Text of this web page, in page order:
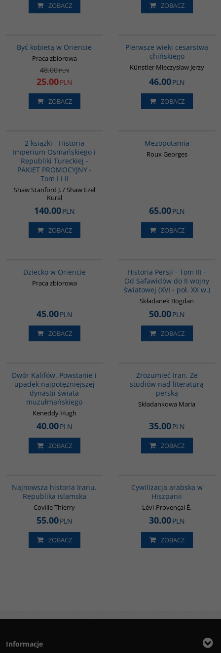
ZOBACZ ZOBACZ
Być kobietą w Oriencie
Praca zbiorowa
48.00PLN
25.00PLN
ZOBACZ
Pierwsze wieki cesarstwa
chińskiego
Künstler Mieczysław Jerzy
46.00PLN
ZOBACZ
2 książki - Historia
Imperium Osmańskiego i
Republiki Tureckiej -
PAKIET PROMOCYJNY -
Tom I i II
Shaw Stanford J. / Shaw Ezel
Kural
140.00PLN
ZOBACZ
Mezopotamia
Roux Georges
65.00PLN
ZOBACZ
Dziecko w Oriencie
Praca zbiorowa
45.00PLN
ZOBACZ
Historia Persji - Tom III -
Od Safawidów do II wojny
światowej (XVI - poł. XX w.)
Składanek Bogdan
50.00PLN
ZOBACZ
Dwór Kalifów. Powstanie i
upadek najpotężniejszej
dynastii świata
muzułmańskiego
Keneddy Hugh
40.00PLN
ZOBACZ
Zrozumieć Iran. Ze
studiów nad literaturą
perską
Składankowa Maria
35.00PLN
ZOBACZ
Najnowsza historia Iranu.
Republika islamska
Coville Thierry
55.00PLN
ZOBACZ
Cywilizacja arabska w
Hiszpanii
Lévi-Provençal É.
30.00PLN
ZOBACZ
Informacje